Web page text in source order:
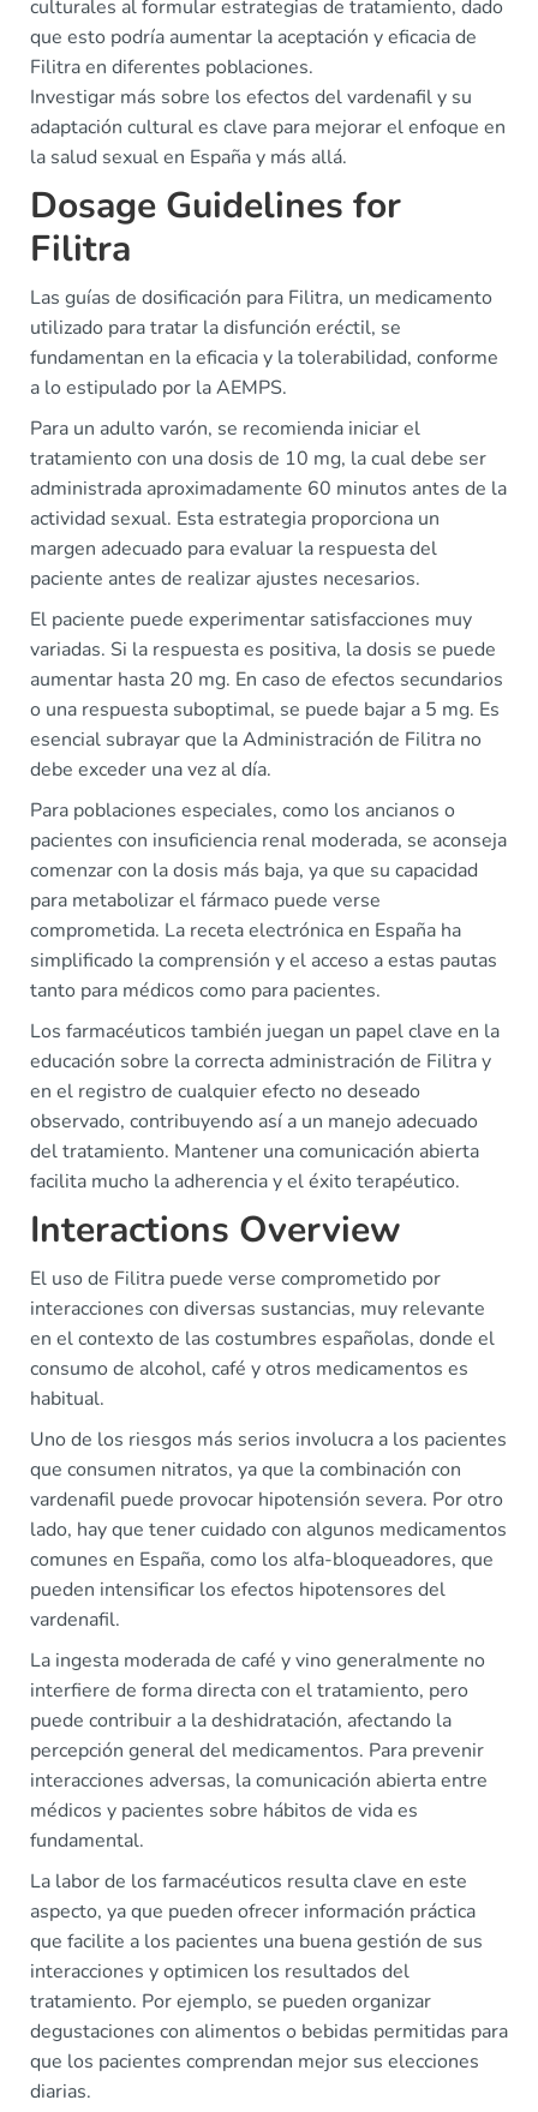
culturales al formular estrategias de tratamiento, dado
que esto podría aumentar la aceptación y eficacia de
Filitra en diferentes poblaciones.
Investigar más sobre los efectos del vardenafil y su
adaptación cultural es clave para mejorar el enfoque en
la salud sexual en España y más allá.
Dosage Guidelines for
Filitra
Las guías de dosificación para Filitra, un medicamento
utilizado para tratar la disfunción eréctil, se
fundamentan en la eficacia y la tolerabilidad, conforme
a lo estipulado por la AEMPS.
Para un adulto varón, se recomienda iniciar el
tratamiento con una dosis de 10 mg, la cual debe ser
administrada aproximadamente 60 minutos antes de la
actividad sexual. Esta estrategia proporciona un
margen adecuado para evaluar la respuesta del
paciente antes de realizar ajustes necesarios.
El paciente puede experimentar satisfacciones muy
variadas. Si la respuesta es positiva, la dosis se puede
aumentar hasta 20 mg. En caso de efectos secundarios
o una respuesta suboptimal, se puede bajar a 5 mg. Es
esencial subrayar que la Administración de Filitra no
debe exceder una vez al día.
Para poblaciones especiales, como los ancianos o
pacientes con insuficiencia renal moderada, se aconseja
comenzar con la dosis más baja, ya que su capacidad
para metabolizar el fármaco puede verse
comprometida. La receta electrónica en España ha
simplificado la comprensión y el acceso a estas pautas
tanto para médicos como para pacientes.
Los farmacéuticos también juegan un papel clave en la
educación sobre la correcta administración de Filitra y
en el registro de cualquier efecto no deseado
observado, contribuyendo así a un manejo adecuado
del tratamiento. Mantener una comunicación abierta
facilita mucho la adherencia y el éxito terapéutico.
Interactions Overview
El uso de Filitra puede verse comprometido por
interacciones con diversas sustancias, muy relevante
en el contexto de las costumbres españolas, donde el
consumo de alcohol, café y otros medicamentos es
habitual.
Uno de los riesgos más serios involucra a los pacientes
que consumen nitratos, ya que la combinación con
vardenafil puede provocar hipotensión severa. Por otro
lado, hay que tener cuidado con algunos medicamentos
comunes en España, como los alfa-bloqueadores, que
pueden intensificar los efectos hipotensores del
vardenafil.
La ingesta moderada de café y vino generalmente no
interfiere de forma directa con el tratamiento, pero
puede contribuir a la deshidratación, afectando la
percepción general del medicamentos. Para prevenir
interacciones adversas, la comunicación abierta entre
médicos y pacientes sobre hábitos de vida es
fundamental.
La labor de los farmacéuticos resulta clave en este
aspecto, ya que pueden ofrecer información práctica
que facilite a los pacientes una buena gestión de sus
interacciones y optimicen los resultados del
tratamiento. Por ejemplo, se pueden organizar
degustaciones con alimentos o bebidas permitidas para
que los pacientes comprendan mejor sus elecciones
diarias.